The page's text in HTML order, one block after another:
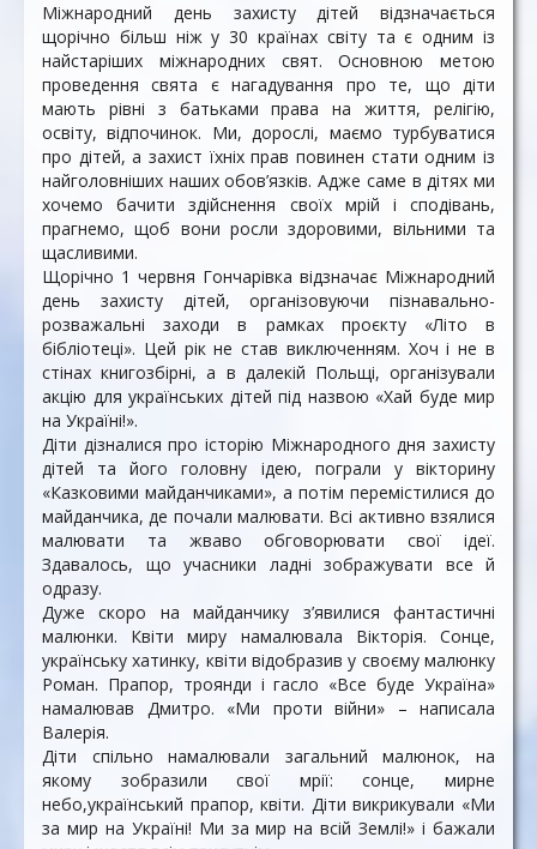
Міжнародний день захисту дітей відзначається
щорічно більш ніж у 30 країнах світу та є одним із
найстаріших міжнародних свят. Основною метою
проведення свята є нагадування про те, що діти
мають рівні з батьками права на життя, релігію,
освіту, відпочинок. Ми, дорослі, маємо турбуватися
про дітей, а захист їхніх прав повинен стати одним із
найголовніших наших обов’язків. Адже саме в дітях ми
хочемо бачити здійснення своїх мрій і сподівань,
прагнемо, щоб вони росли здоровими, вільними та
щасливими.
Щорічно 1 червня Гончарівка відзначає Міжнародний
день захисту дітей, організовуючи пізнавально-
розважальні заходи в рамках проєкту «Літо в
бібліотеці». Цей рік не став виключенням. Хоч і не в
стінах книгозбірні, а в далекій Польщі, організували
акцію для українських дітей під назвою «Хай буде мир
на Україні!».
Діти дізналися про історію Міжнародного дня захисту
дітей та його головну ідею, пограли у вікторину
«Казковими майданчиками», а потім перемістилися до
майданчика, де почали малювати. Всі активно взялися
малювати та жваво обговорювати свої ідеї.
Здавалось, що учасники ладні зображувати все й
одразу.
Дуже скоро на майданчику з’явилися фантастичні
малюнки. Квіти миру намалювала Вікторія. Сонце,
українську хатинку, квіти відобразив у своєму малюнку
Роман. Прапор, троянди і гасло «Все буде Україна»
намалював Дмитро. «Ми проти війни» – написала
Валерія.
Діти спільно намалювали загальний малюнок, на
якому зобразили свої мрії: сонце, мирне
небо,український прапор, квіти. Діти викрикували «Ми
за мир на Україні! Ми за мир на всій Землі!» і бажали